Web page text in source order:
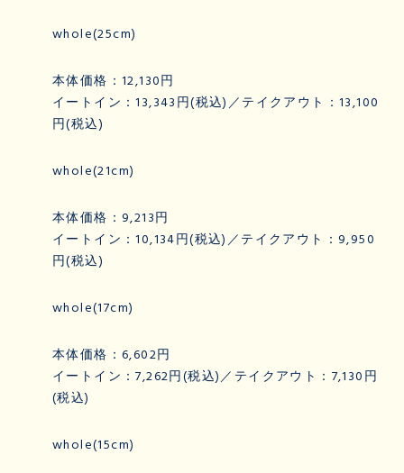
whole(25cm)
本体価格：12,130円
イートイン：13,343円(税込)／テイクアウト：13,100
円(税込)
whole(21cm)
本体価格：9,213円
イートイン：10,134円(税込)／テイクアウト：9,950
円(税込)
whole(17cm)
本体価格：6,602円
イートイン：7,262円(税込)／テイクアウト：7,130円
(税込)
whole(15cm)